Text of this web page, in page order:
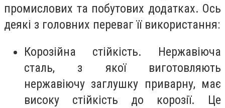
промислових та побутових додатках. Ось
деякі з головних переваг її використання:
Корозійна стійкість. Нержавіюча
сталь, з якої виготовляють
нержавіючу заглушку приварну, має
високу стійкість до корозії. Це